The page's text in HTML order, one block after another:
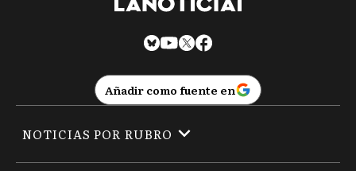
Añadir como fuente en
NOTICIAS POR RUBRO